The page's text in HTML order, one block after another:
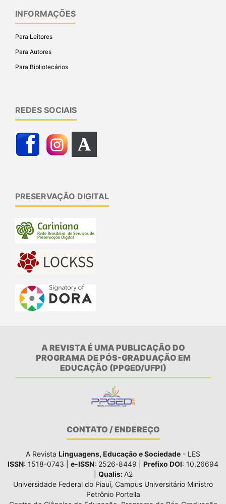
INFORMAÇÕES
Para Leitores
Para Autores
Para Bibliotecários
REDES SOCIAIS
PRESERVAÇÃO DIGITAL
A REVISTA É UMA PUBLICAÇÃO DO
PROGRAMA DE PÓS-GRADUAÇÃO EM
EDUCAÇÃO (PPGED/UFPI)
CONTATO / ENDEREÇO
A Revista Linguagens, Educação e Sociedade - LES
ISSN: 1518-0743 | e-ISSN: 2526-8449 | Prefixo DOI: 10.26694
Qualis:A2
Universidade Federal do Piauí, Campus Universitário Ministro
Petrônio Portella